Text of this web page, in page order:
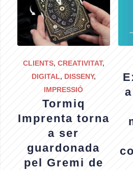
CLIENTS, CREATIVITAT,
DIGITAL, DISSENY,
IMPRESSIÓ
Tormiq
Imprenta torna
a ser
guardonada
pel Gremi de